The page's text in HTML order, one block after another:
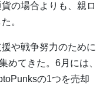
の場合よりも、親ロ
。
や戦争努力のために
めてきた。6月には、
の1つを売却